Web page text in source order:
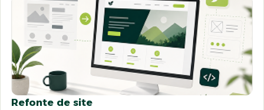
Refonte de site